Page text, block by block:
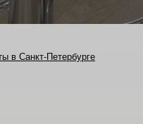
в Санкт-Петербурге